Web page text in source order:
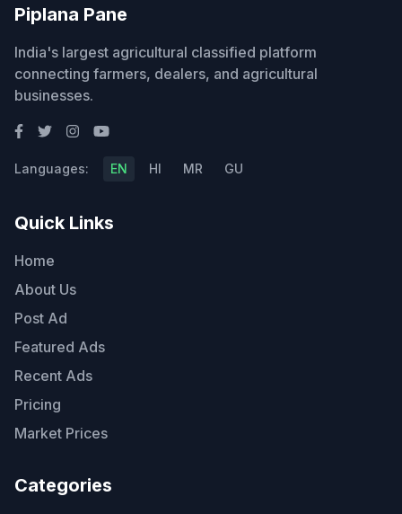
Piplana Pane
India's largest agricultural classified platform
connecting farmers, dealers, and agricultural
businesses.
Languages: EN HI MR GU
Quick Links
Home
About Us
Post Ad
Featured Ads
Recent Ads
Pricing
Market Prices
Categories